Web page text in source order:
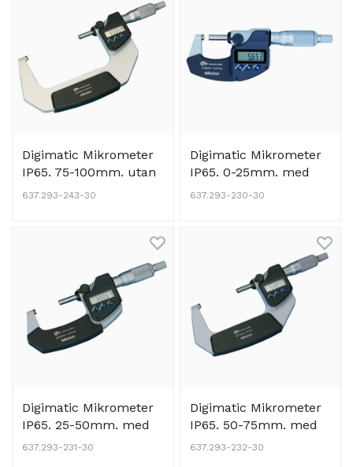
Digimatic Mikrometer
IP65. 75-100mm. utan
datautgång
637.293-243-30
Digimatic Mikrometer
IP65. 0-25mm. med
datautgång
637.293-230-30
Digimatic Mikrometer
IP65. 25-50mm. med
datautgång
637.293-231-30
Digimatic Mikrometer
IP65. 50-75mm. med
datautgång
637.293-232-30